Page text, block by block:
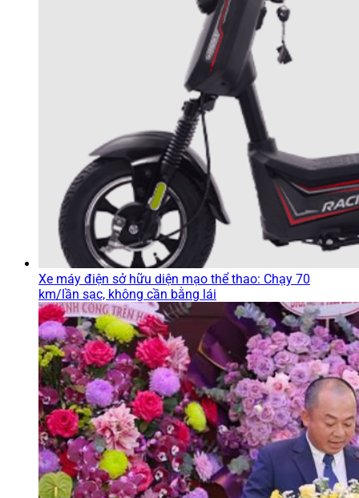
Xe máy điện sở hữu diện mạo thể thao: Chạy 70
km/lần sạc, không cần bằng lái